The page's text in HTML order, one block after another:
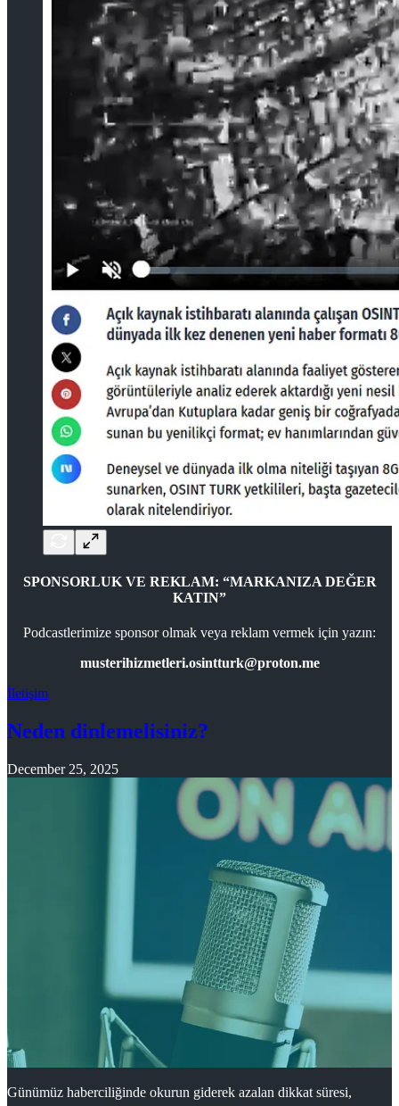
SPONSORLUK VE REKLAM: “MARKANIZA DEĞER
KATIN”
Podcastlerimize sponsor olmak veya reklam vermek için yazın:
musterihizmetleri.osintturk@proton.me
İletişim
Neden dinlemelisiniz?
December 25, 2025
Günümüz haberciliğinde okurun giderek azalan dikkat süresi,